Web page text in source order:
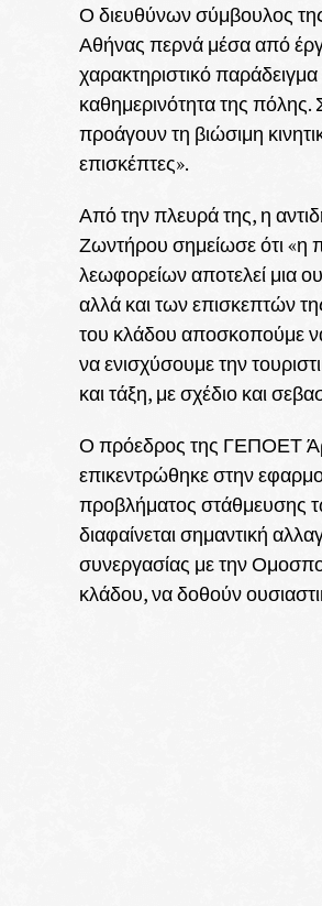
Ο διευθύνων σύμβουλος
Αθήνας περνά μέσα από
χαρακτηριστικό
καθημερινότητα της
προάγουν τη βιώσιμη
επισκέπτες».
Από την πλευρά της, η
Ζωντήρου σημείωσε ότι «η
λεωφορείων αποτελεί μια
αλλά και των επισκεπτών
του κλάδου αποσκοπούμε
να ενισχύσουμε την
και τάξη, με σχέδιο και
Ο πρόεδρος της ΓΕΠΟΕΤ
επικεντρώθηκε στην
προβλήματος στάθμευσης
διαφαίνεται σημαντική
συνεργασίας με την
κλάδου, να δοθούν